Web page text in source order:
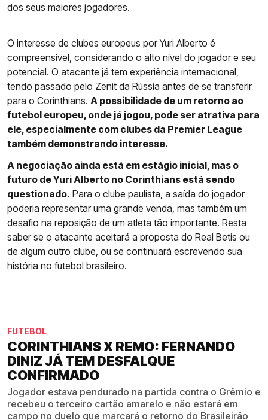
dos seus maiores jogadores.
O interesse de clubes europeus por Yuri Alberto é
compreensível, considerando o alto nível do jogador e seu
potencial. O atacante já tem experiência internacional,
tendo passado pelo Zenit da Rússia antes de se transferir
para o Corinthians. A possibilidade de um retorno ao
futebol europeu, onde já jogou, pode ser atrativa para
ele, especialmente com clubes da Premier League
também demonstrando interesse.
A negociação ainda está em estágio inicial, mas o
futuro de Yuri Alberto no Corinthians está sendo
questionado. Para o clube paulista, a saída do jogador
poderia representar uma grande venda, mas também um
desafio na reposição de um atleta tão importante. Resta
saber se o atacante aceitará a proposta do Real Betis ou
de algum outro clube, ou se continuará escrevendo sua
história no futebol brasileiro.
FUTEBOL
CORINTHIANS X REMO: FERNANDO
DINIZ JÁ TEM DESFALQUE
CONFIRMADO
Jogador estava pendurado na partida contra o Grêmio e
recebeu o terceiro cartão amarelo e não estará em
campo no duelo que marcará o retorno do Brasileirão